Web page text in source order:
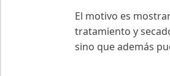
El motivo es
tratamiento y
sino que además